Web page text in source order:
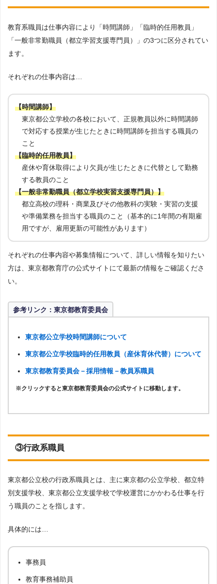
教育系職員は仕事内容により「時間講師」「臨時的任用教員」
「一般非常勤職員（都立学習支援専門員）」の3つに区分されてい
ます。
それぞれの仕事内容は…
【時間講師】
東京都公立学校の各校において、正規教員以外に時間講師
で対応する授業が生じたときに時間講師を担当する職員の
こと
【臨時的任用教員】
産休や育休取得により欠員が生じたときに代替として勤務
する教員のこと
【一般非常勤職員（都立学校実習支援専門員）】
都立高校の理科・商業及びその他教科の実験・実習の支援
や準備業務を担当する職員のこと（基本的に1年間の有期雇
用ですが、雇用更新の可能性があります）
それぞれの仕事内容や募集情報について、詳しい情報を知りたい
方は、東京都教育庁の公式サイトにて最新の情報をご確認くださ
い。
参考リンク：東京都教育委員会
東京都公立学校時間講師について
東京都公立学校臨時的任用教員（産休育休代替）について
東京都教育委員会－採用情報－教員系職員
※クリックすると東京都教育委員会の公式サイトに移動します。
③行政系職員
東京都公立校の行政系職員とは、主に東京都の公立学校、都立特
別支援学校、東京都公立支援学校で学校運営にかかわる仕事を行
う職員のことを指します。
具体的には…
事務員
教育事務補助員